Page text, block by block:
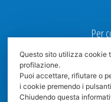
Per
Ufficio
I
dal Lunedi al
Questo sito utilizza cookie
profilazione.
Puoi accettare, rifiutare o
i cookie premendo i
Chiudendo questa